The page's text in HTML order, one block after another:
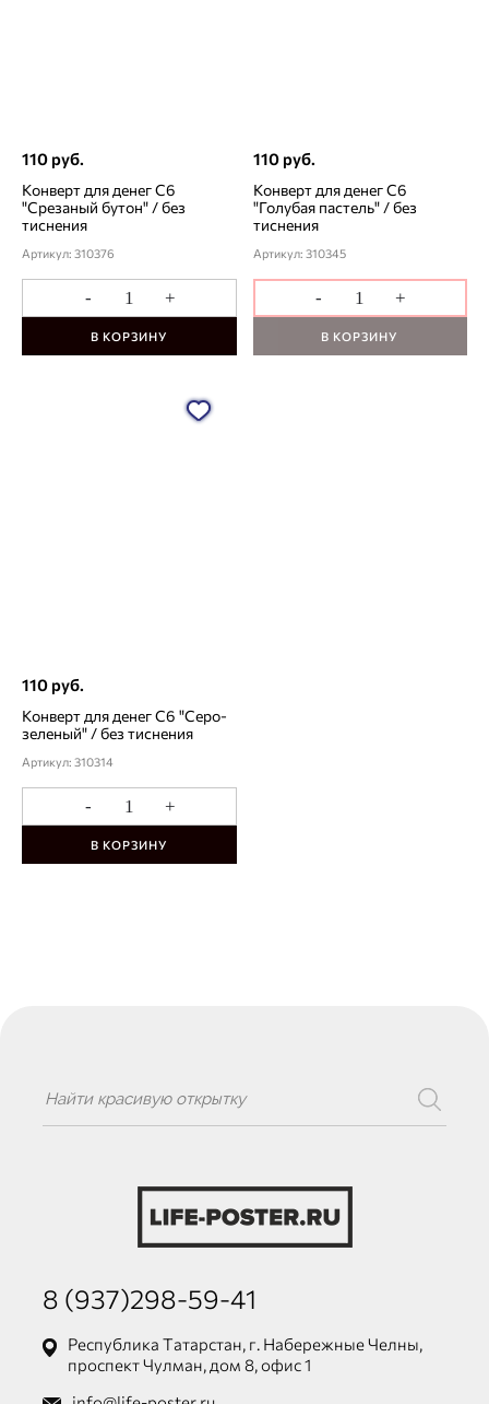
110 руб.
Конверт для денег С6
"Срезаный бутон" / без
тиснения
Артикул: 310376
- +
В КОРЗИНУ
110 руб.
Конверт для денег С6
"Голубая пастель" / без
тиснения
Артикул: 310345
- +
В КОРЗИНУ
110 руб.
Конверт для денег С6 "Серо-
зеленый" / без тиснения
Артикул: 310314
- +
В КОРЗИНУ
8 (937)298-59-41
Республика Татарстан, г. Набережные Челны,
проспект Чулман, дом 8, офис 1